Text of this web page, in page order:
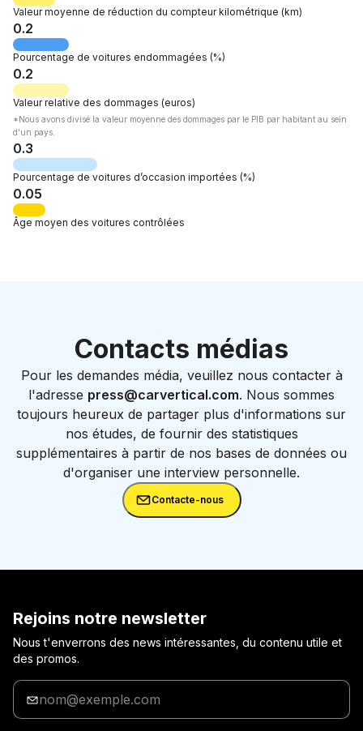
Valeurmoyenne de réduction du compteur kilométrique (km)
0.2
Pourcentage de voitures endommagées (%)
0.2
Valeur relative des dommages (euros)
*Nous avons divisé la valeur moyenne des dommages par le PIB par habitant au sein
d'un pays.
0.3
Pourcentage de voitures d’occasion importées (%)
0.05
Âge moyen des voitures contrôlées
Contacts médias
Pour les demandes média, veuillez nous contacter à
l'adresse press@carvertical.com. Nous sommes
toujours heureux de partager plus d'informations sur
nos études, de fournir des statistiques
supplémentaires à partir de nos bases de données ou
d'organiser une interview personnelle.
Contacte-nous
Rejoins notre newsletter
Nous t'enverrons des news intéressantes, du contenu utile et
des promos.
Entre
ton
adresse